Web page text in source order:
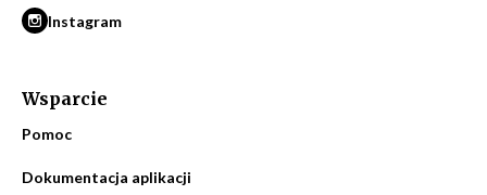
Instagram
Wsparcie
Pomoc
Dokumentacja aplikacji